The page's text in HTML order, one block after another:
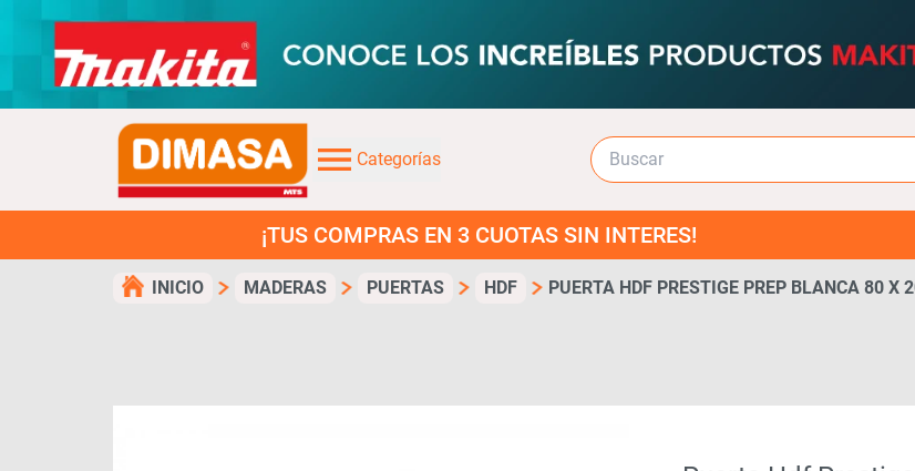
Categorías
¡TUS COMPRAS EN 3 CUOTAS SIN INTERES!
INICIO MADERAS PUERTAS HDF PUERTA HDF PRESTIGE PREP BLANCA 80 X